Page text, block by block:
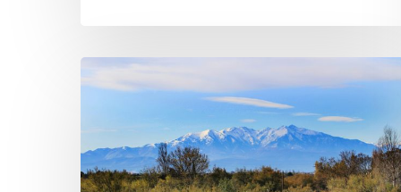
Vin
du
du
Roussillon